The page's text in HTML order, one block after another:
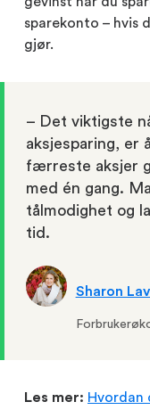
sparekonto – hvis
gjør.
– Det viktigste
aksjesparing, er
færreste aksjer
med én gang.
tålmodighet og
tid.
Sharon
Les mer: Hvordan